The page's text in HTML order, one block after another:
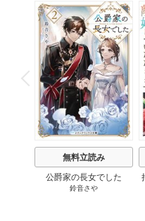
P
r
e
v
i
o
u
s
無料立読み
公爵家の長女でした
鈴音さや